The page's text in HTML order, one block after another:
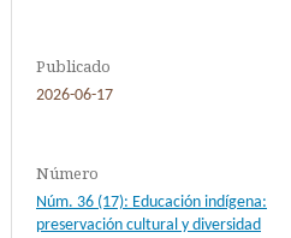
Publicado
2026-06-17
Número
Núm. 36 (17): Educación indígena:
preservación cultural y diversidad